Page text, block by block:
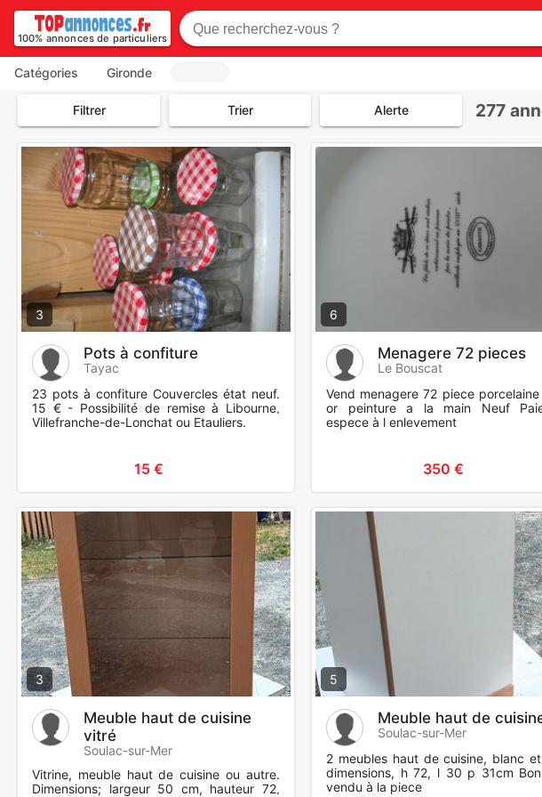
100% annonces de particuliers
Catégories Gironde
Filtrer Trier Alerte 277
3
Pots à confiture
Tayac
23 pots à confiture Couvercles état neuf.
15 € - Possibilité de remise à Libourne,
Villefranche-de-Lonchat ou Etauliers.
15 €
6
Menagere 72 pieces
Le Bouscat
Vend menagere 72 piece porcelaine
or peinture a la main Neuf
espece à l enlevement
350 €
3
Meuble haut de cuisine
vitré
Soulac-sur-Mer
Vitrine, meuble haut de cuisine ou autre.
Dimensions; largeur 50 cm, hauteur 72,
5
Meuble haut de
Soulac-sur-Mer
2 meubles haut de cuisine, blanc
dimensions, h 72, l 30 p 31cm
vendu à la piece